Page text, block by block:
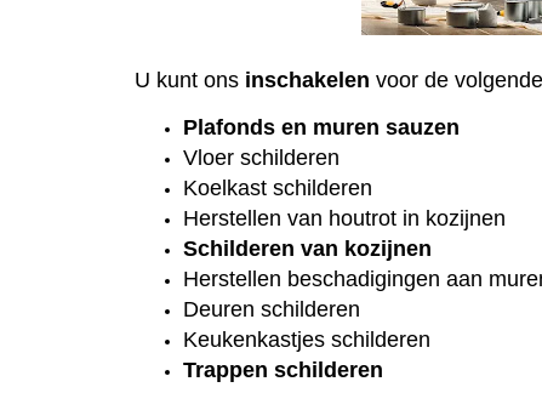
U kunt ons inschakelen voor de
Plafonds en muren sauzen
Vloer schilderen
Koelkast schilderen
Herstellen van houtrot in kozijnen
Schilderen van kozijnen
Herstellen beschadigingen aan
Deuren schilderen
Keukenkastjes schilderen
Trappen schilderen